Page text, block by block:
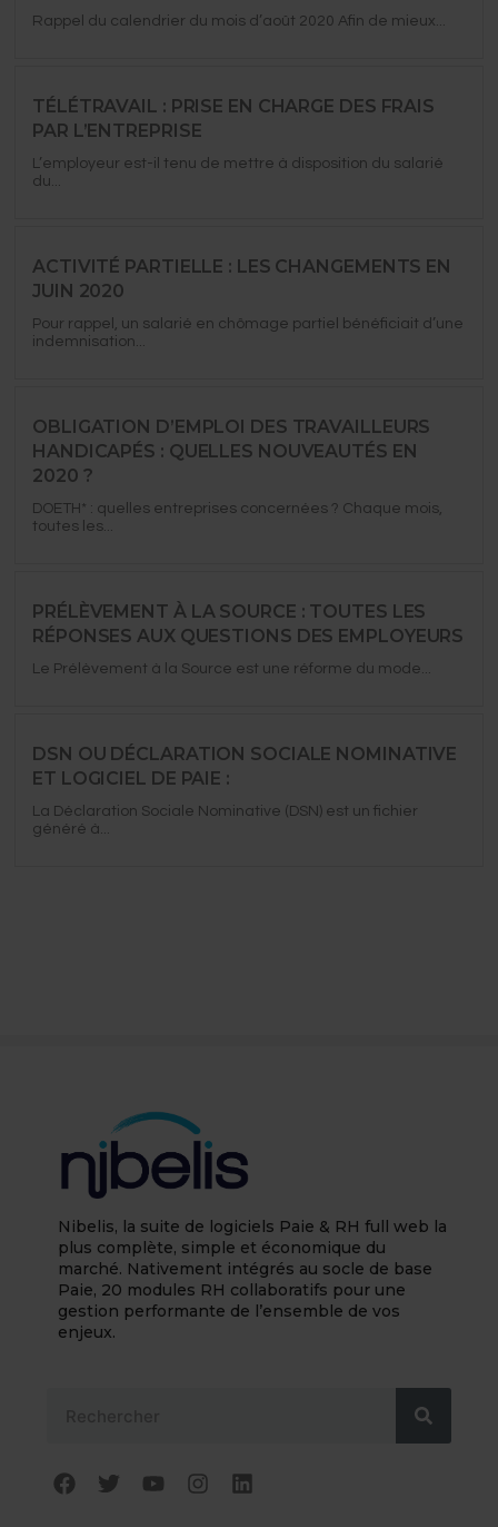
Rappel du calendrier du mois d’août 2020 Afin de mieux...
TÉLÉTRAVAIL : PRISE EN CHARGE DES FRAIS
PAR L’ENTREPRISE
L’employeur est-il tenu de mettre à disposition du salarié
du...
ACTIVITÉ PARTIELLE : LES CHANGEMENTS EN
JUIN 2020
Pour rappel, un salarié en chômage partiel bénéficiait d’une
indemnisation...
OBLIGATION D’EMPLOI DES TRAVAILLEURS
HANDICAPÉS : QUELLES NOUVEAUTÉS EN
2020 ?
DOETH* : quelles entreprises concernées ?​ Chaque mois,
toutes les...
PRÉLÈVEMENT À LA SOURCE : TOUTES LES
RÉPONSES AUX QUESTIONS DES EMPLOYEURS
Le Prélèvement à la Source est une réforme du mode...
DSN OU DÉCLARATION SOCIALE NOMINATIVE
ET LOGICIEL DE PAIE :
La Déclaration Sociale Nominative (DSN) est un fichier
généré à...
Nibelis, la suite de logiciels Paie & RH full web la
plus complète, simple et économique du
marché. Nativement intégrés au socle de base
Paie, 20 modules RH collaboratifs pour une
gestion performante de l’ensemble de vos
enjeux.
F
a
T
w
Y
o
I
n
L
i